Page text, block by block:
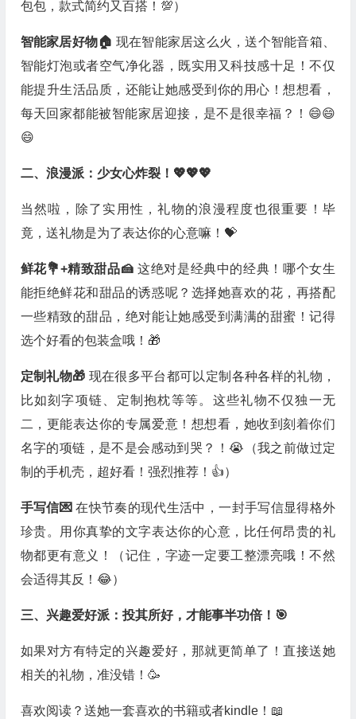
包包，款式简约又百搭！💯）
智能家居好物🏠 现在智能家居这么火，送个智能音箱、
智能灯泡或者空气净化器，既实用又科技感十足！不仅
能提升生活品质，还能让她感受到你的用心！想想看，
每天回家都能被智能家居迎接，是不是很幸福？！😄😄
😄
二、浪漫派：少女心炸裂！💖💖💖
当然啦，除了实用性，礼物的浪漫程度也很重要！毕
竟，送礼物是为了表达你的心意嘛！💝
鲜花💐+精致甜品🍰 这绝对是经典中的经典！哪个女生
能拒绝鲜花和甜品的诱惑呢？选择她喜欢的花，再搭配
一些精致的甜品，绝对能让她感受到满满的甜蜜！记得
选个好看的包装盒哦！🎁
定制礼物🎁 现在很多平台都可以定制各种各样的礼物，
比如刻字项链、定制抱枕等等。这些礼物不仅独一无
二，更能表达你的专属爱意！想想看，她收到刻着你们
名字的项链，是不是会感动到哭？！😭（我之前做过定
制的手机壳，超好看！强烈推荐！👍）
手写信💌在快节奏的现代生活中，一封手写信显得格外
珍贵。用你真挚的文字表达你的心意，比任何昂贵的礼
物都更有意义！（记住，字迹一定要工整漂亮哦！不然
会适得其反！😂）
三、兴趣爱好派：投其所好，才能事半功倍！🎯
如果对方有特定的兴趣爱好，那就更简单了！直接送她
相关的礼物，准没错！🥳
喜欢阅读？送她一套喜欢的书籍或者kindle！📖